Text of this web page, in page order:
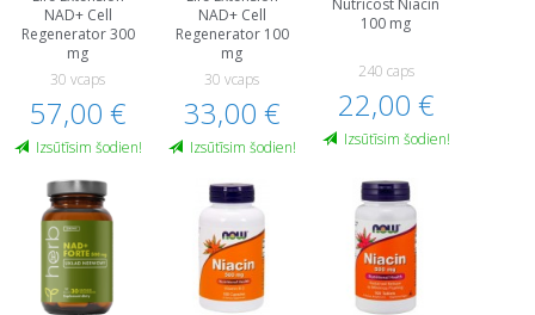
NAD+ Cell
Regenerator 300
mg
30 vcaps
57,00 €
Izsūtīsim šodien!
NAD+ Cell
Regenerator 100
mg
30 vcaps
33,00 €
Izsūtīsim šodien!
Nutricost Niacin
100 mg
240 caps
22,00 €
Izsūtīsim šodien!